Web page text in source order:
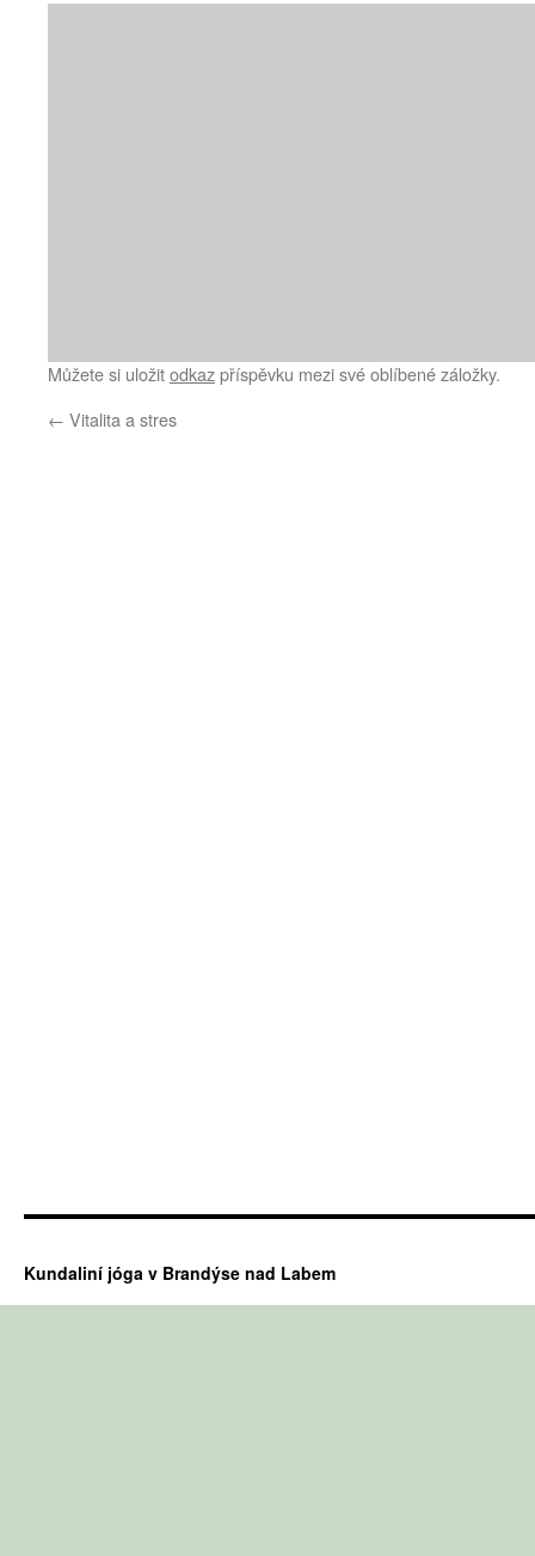
Můžete si uložitodkazpříspěvku mezi své oblíbené záložky.
← Vitalita a stres
Kundaliní jóga v Brandýse nad Labem